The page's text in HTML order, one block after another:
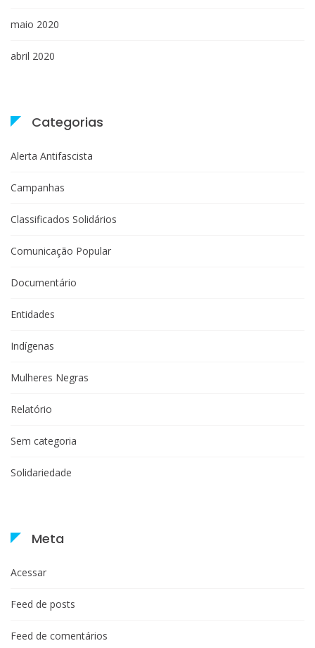
maio 2020
abril 2020
Categorias
Alerta Antifascista
Campanhas
Classificados Solidários
Comunicação Popular
Documentário
Entidades
Indígenas
Mulheres Negras
Relatório
Sem categoria
Solidariedade
Meta
Acessar
Feed de posts
Feed de comentários